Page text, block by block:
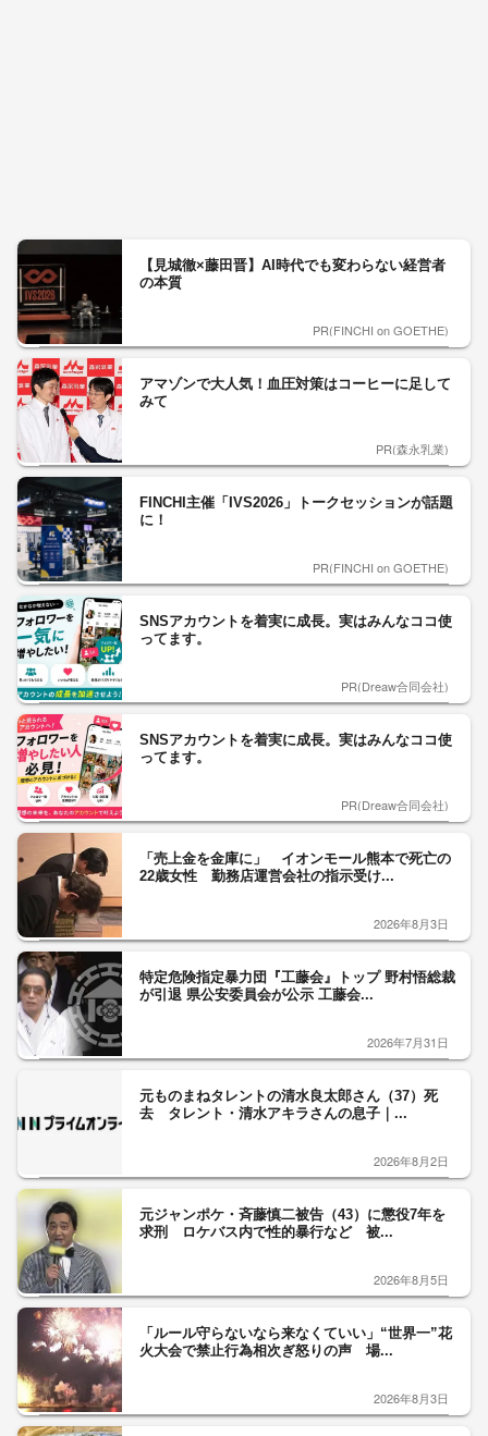
【見城徹×藤田晋】AI時代でも変わらない経営者
の本質
PR(FINCHI on GOETHE)
アマゾンで大人気！血圧対策はコーヒーに足して
みて
PR(森永乳業)
FINCHI主催「IVS2026」トークセッションが話題
に！
PR(FINCHI on GOETHE)
SNSアカウントを着実に成長。実はみんなココ使
ってます。
PR(Dreaw合同会社)
SNSアカウントを着実に成長。実はみんなココ使
ってます。
PR(Dreaw合同会社)
「売上金を金庫に」 イオンモール熊本で死亡の
22歳女性 勤務店運営会社の指示受け...
2026年8月3日
特定危険指定暴力団『工藤会』トップ 野村悟総裁
が引退 県公安委員会が公示 工藤会...
2026年7月31日
元ものまねタレントの清水良太郎さん（37）死
去 タレント・清水アキラさんの息子｜...
2026年8月2日
元ジャンポケ・斉藤慎二被告（43）に懲役7年を
求刑 ロケバス内で性的暴行など 被...
2026年8月5日
「ルール守らないなら来なくていい」“世界一”花
火大会で禁止行為相次ぎ怒りの声 場...
2026年8月3日